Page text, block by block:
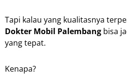
Tapi kalau yang kualitasnya
Dokter Mobil Palembang bisa
yang tepat.
Kenapa?